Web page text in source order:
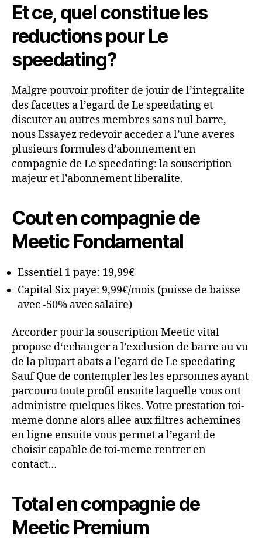
pourra
Et ce, quel constitue les
reductions pour Le
speedating?
Malgre pouvoir profiter de jouir de l’integralite
des facettes a l’egard de Le speedating et
discuter au autres membres sans nul barre,
nous Essayez redevoir acceder a l’une averes
plusieurs formules d’abonnement en
compagnie de Le speedating: la souscription
majeur et l’abonnement liberalite.
Cout en compagnie de
Meetic Fondamental
Essentiel 1 paye: 19,99€
Capital Six paye: 9,99€/mois (puisse de baisse
avec -50% avec salaire)
Accorder pour la souscription Meetic vital
propose d‘echanger a l’exclusion de barre au vu
de la plupart abats a l’egard de Le speedating
Sauf Que de contempler les les eprsonnes ayant
parcouru toute profil ensuite laquelle vous ont
administre quelques likes. Votre prestation toi-
meme donne alors allee aux filtres achemines
en ligne ensuite vous permet a l’egard de
choisir capable de toi-meme rentrer en
contact…
Total en compagnie de
Meetic Premium